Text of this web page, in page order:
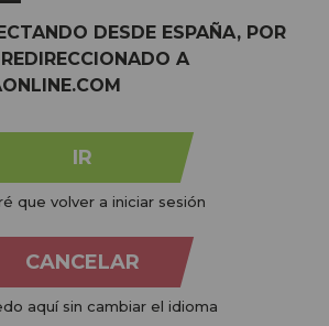
ver tudo
DESDE ESPAÑA, POR
A
IR
que volver a iniciar sesión
CANCELAR
aquí sin cambiar el idioma